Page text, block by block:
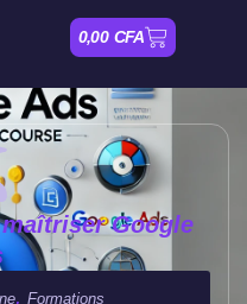
0,00 CFA
Google
, Formations